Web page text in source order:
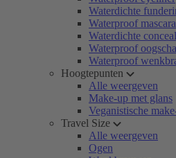
Waterdichte
Waterproof mascara
Waterdichte
Waterproof
Waterproof
Hoogtepunten
Alle weergeven
Make-up met glans
Veganistische
Travel Size
Alle weergeven
Ogen